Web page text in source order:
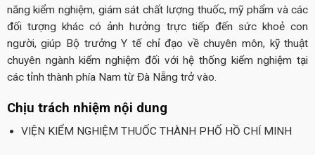
năng kiểm nghiệm, giám sát chất lượng thuốc, mỹ phẩm và các
đối tượng khác có ảnh hưởng trực tiếp đến sức khoẻ con
người, giúp Bộ trưởng Y tế chỉ đạo về chuyên môn, kỹ thuật
chuyên ngành kiểm nghiệm đối với hệ thống kiểm nghiệm tại
các tỉnh thành phía Nam từ Đà Nẵng trở vào.
Chịu trách nhiệm nội dung
VIỆN KIỂM NGHIỆM THUỐC THÀNH PHỐ HỒ CHÍ MINH